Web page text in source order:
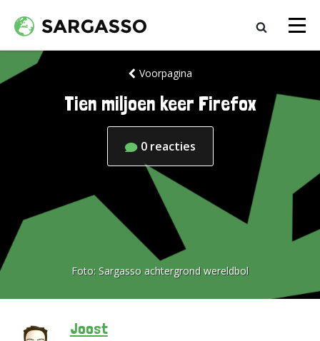
Voorpagina
Tien miljoen keer Firefox
0 reacties
Foto: Sargasso achtergrond wereldbol
Joost